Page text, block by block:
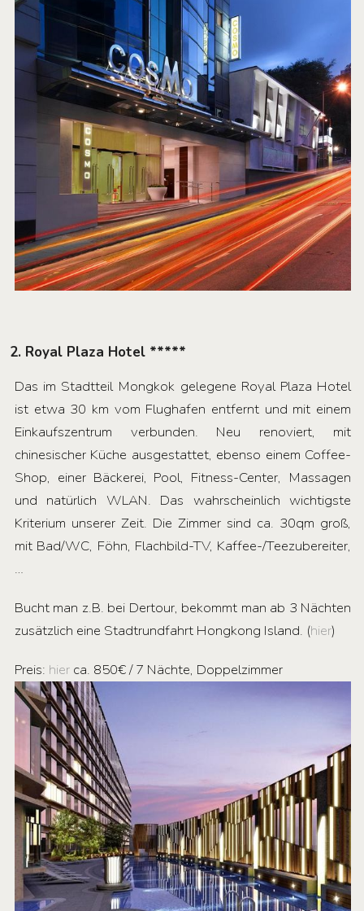
2. Royal Plaza Hotel *****
Das im Stadtteil Mongkok gelegene Royal Plaza Hotel
ist etwa 30 km vom Flughafen entfernt und mit einem
Einkaufszentrum verbunden. Neu renoviert, mit
chinesischer Küche ausgestattet, ebenso einem Coffee-
Shop, einer Bäckerei, Pool, Fitness-Center, Massagen
und natürlich WLAN. Das wahrscheinlich wichtigste
Kriterium unserer Zeit. Die Zimmer sind ca. 30qm groß,
mit Bad/WC, Föhn, Flachbild-TV, Kaffee-/Teezubereiter,
…
Bucht man z.B. bei Dertour, bekommt man ab 3 Nächten
zusätzlich eine Stadtrundfahrt Hongkong Island. (hier)
Preis: hier ca. 850€ / 7 Nächte, Doppelzimmer